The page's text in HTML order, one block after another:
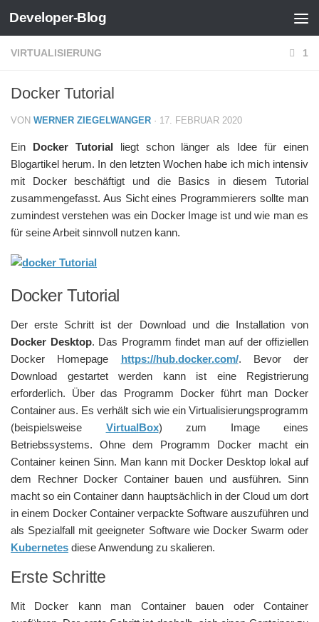
Zum Inhalt springen
Developer-Blog
VIRTUALISIERUNG 1
Docker Tutorial
VON WERNER ZIEGELWANGER · 17. FEBRUAR 2020
Ein Docker Tutorial liegt schon länger als Idee für einen
Blogartikel herum. In den letzten Wochen habe ich mich intensiv
mit Docker beschäftigt und die Basics in diesem Tutorial
zusammengefasst. Aus Sicht eines Programmierers sollte man
zumindest verstehen was ein Docker Image ist und wie man es
für seine Arbeit sinnvoll nutzen kann.
Docker Tutorial
Der erste Schritt ist der Download und die Installation von
Docker Desktop. Das Programm findet man auf der offiziellen
Docker Homepage https://hub.docker.com/. Bevor der
Download gestartet werden kann ist eine Registrierung
erforderlich. Über das Programm Docker führt man Docker
Container aus. Es verhält sich wie ein Virtualisierungsprogramm
(beispielsweise VirtualBox) zum Image eines
Betriebssystems. Ohne dem Programm Docker macht ein
Container keinen Sinn. Man kann mit Docker Desktop lokal auf
dem Rechner Docker Container bauen und ausführen. Sinn
macht so ein Container dann hauptsächlich in der Cloud um dort
in einem Docker Container verpackte Software auszuführen und
als Spezialfall mit geeigneter Software wie Docker Swarm oder
Kubernetes diese Anwendung zu skalieren.
Erste Schritte
Mit Docker kann man Container bauen oder Container